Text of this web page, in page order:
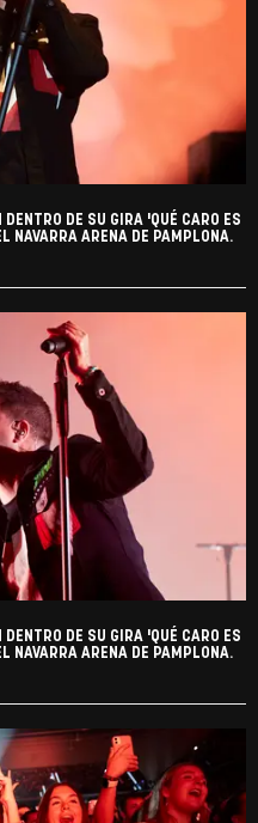
DE SU GIRA 'QUÉ CARO ES
NAVARRA ARENA DE PAMPLONA.
DE SU GIRA 'QUÉ CARO ES
NAVARRA ARENA DE PAMPLONA.